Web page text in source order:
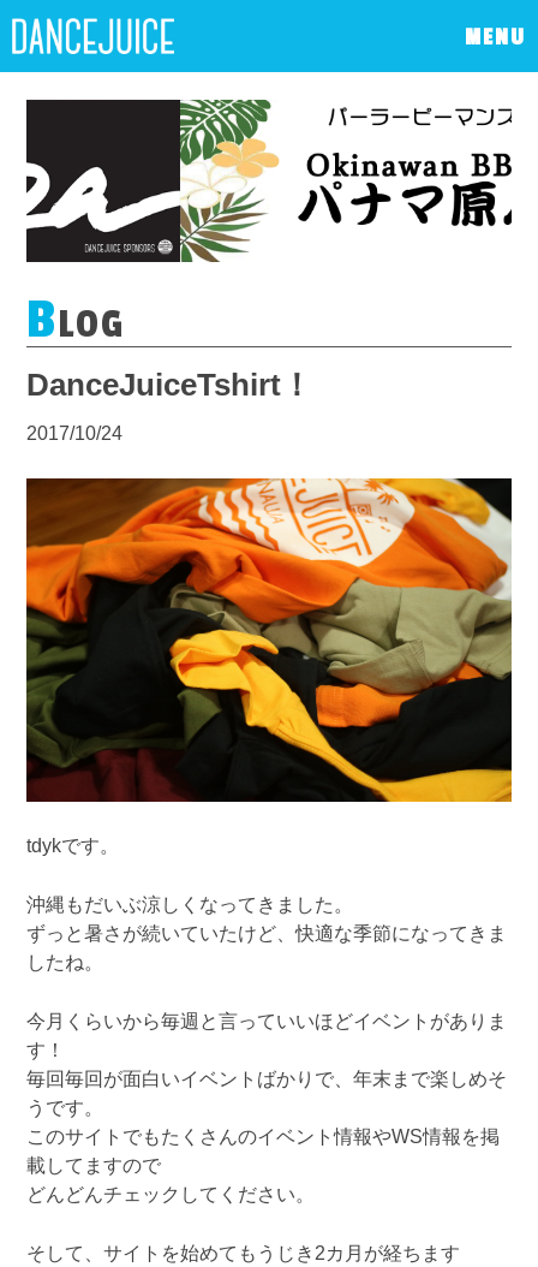
MENU
BLOG
DanceJuiceTshirt！
2017/10/24
tdykです。
沖縄もだいぶ涼しくなってきました。
ずっと暑さが続いていたけど、快適な季節になってきま
したね。
今月くらいから毎週と言っていいほどイベントがありま
す！
毎回毎回が面白いイベントばかりで、年末まで楽しめそ
うです。
このサイトでもたくさんのイベント情報やWS情報を掲
載してますので
どんどんチェックしてください。
そして、サイトを始めてもうじき2カ月が経ちます